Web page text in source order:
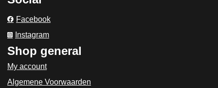
Facebook
Instagram
Shop general
My account
Algemene Voorwaarden